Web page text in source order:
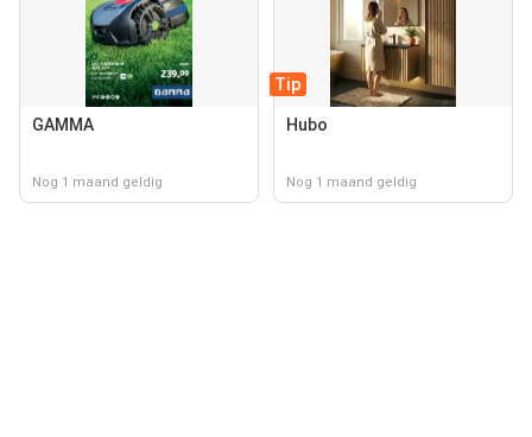
GAMMA
Nog 1 maand geldig
Tip
Hubo
Nog 1 maand geldig